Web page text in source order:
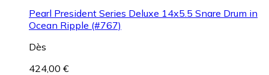
Pearl President Series Deluxe 14x5.5 Snare Drum in
Ocean Ripple (#767)
Dès
424,00 €